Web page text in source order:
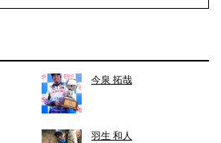
今泉 拓哉
羽生 和人